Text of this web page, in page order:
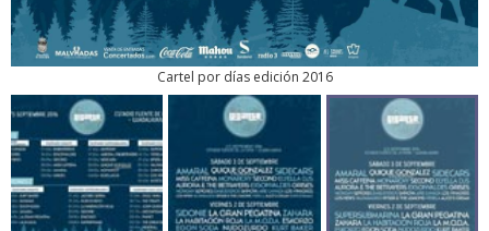
Cartel por días edición 2016